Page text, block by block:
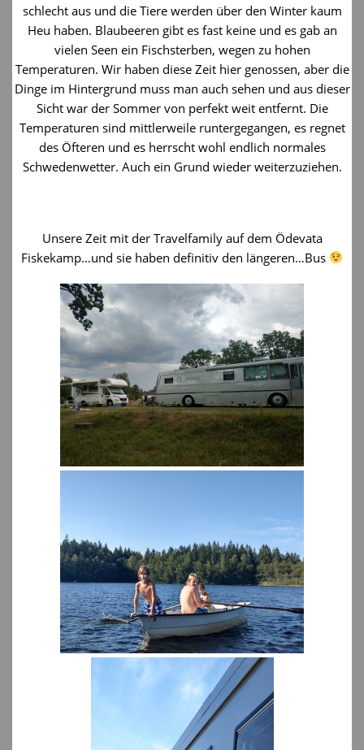
schlecht aus und die Tiere werden über den Winter kaum
Heu haben. Blaubeeren gibt es fast keine und es gab an
vielen Seen ein Fischsterben, wegen zu hohen
Temperaturen. Wir haben diese Zeit hier genossen, aber die
Dinge im Hintergrund muss man auch sehen und aus dieser
Sicht war der Sommer von perfekt weit entfernt. Die
Temperaturen sind mittlerweile runtergegangen, es regnet
des Öfteren und es herrscht wohl endlich normales
Schwedenwetter. Auch ein Grund wieder weiterzuziehen.
Unsere Zeit mit der Travelfamily auf dem Ödevata
Fiskekamp…und sie haben definitiv den längeren…Bus